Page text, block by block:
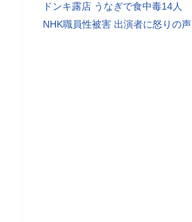
ドンキ露店 うなぎで食中毒14人
NHK職員性被害 出演者に怒りの声